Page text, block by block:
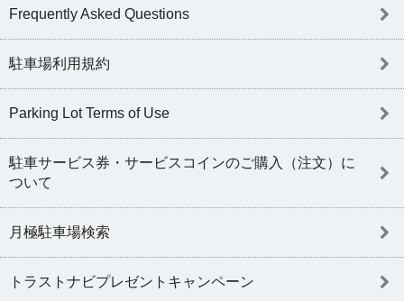
Frequently Asked Questions
駐車場利用規約
Parking Lot Terms of Use
駐車サービス券・サービスコインのご購入（注文）に
ついて
月極駐車場検索
トラストナビプレゼントキャンペーン